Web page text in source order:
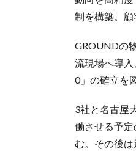
制を構築。顧
GROUNDの
流現場へ導
0」の確立を
3社と名古屋
働させる予
む。その後は